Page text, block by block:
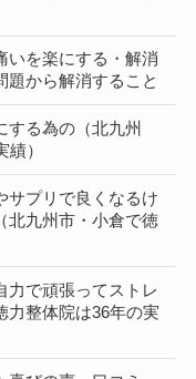
いを楽にする・解消
題から解消すること
する為の（北九州
）
サプリで良くなるけ
北九州市・小倉で徳
力で頑張ってストレ
力整体院は36年の実